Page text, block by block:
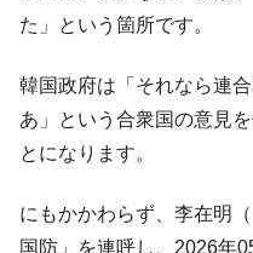
た」という箇所です。
韓国政府は「それなら連
あ」という合衆国の意見
とになります。
にもかかわらず、李在明
国防」を連呼し、2026年